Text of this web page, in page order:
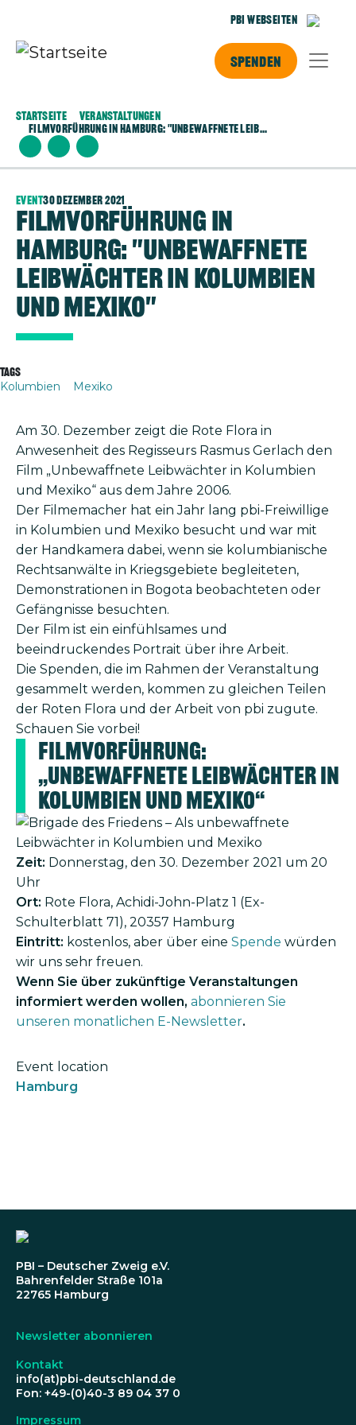
PBI Webseiten
Spenden
Startseite
Veranstaltungen
Filmvorführung In Hamburg: "Unbewaffnete Leib...
Event30 Dezember 2021
Filmvorführung in
Hamburg: "Unbewaffnete
Leibwächter in Kolumbien
und Mexiko"
Tags
Kolumbien Mexiko
Am 30. Dezember zeigt die Rote Flora in
Anwesenheit des Regisseurs Rasmus Gerlach den
Film „Unbewaffnete Leibwächter in Kolumbien
und Mexiko“ aus dem Jahre 2006.
Der Filmemacher hat ein Jahr lang pbi-Freiwillige
in Kolumbien und Mexiko besucht und war mit
der Handkamera dabei, wenn sie kolumbianische
Rechtsanwälte in Kriegsgebiete begleiteten,
Demonstrationen in Bogota beobachteten oder
Gefängnisse besuchten.
Der Film ist ein einfühlsames und
beeindruckendes Portrait über ihre Arbeit.
Die Spenden, die im Rahmen der Veranstaltung
gesammelt werden, kommen zu gleichen Teilen
der Roten Flora und der Arbeit von pbi zugute.
Schauen Sie vorbei!
Filmvorführung:
„Unbewaffnete Leibwächter in
Kolumbien und Mexiko“
Zeit: Donnerstag, den 30. Dezember 2021 um 20
Uhr
Ort: Rote Flora, Achidi-John-Platz 1 (Ex-
Schulterblatt 71), 20357 Hamburg
Eintritt: kostenlos, aber über eine Spende würden
wir uns sehr freuen.
Wenn Sie über zukünftige Veranstaltungen
informiert werden wollen, abonnieren Sie
unseren monatlichen E-Newsletter.
Event location
Hamburg
PBI – Deutscher Zweig e.V.
Bahrenfelder Straße 101a
22765 Hamburg
Newsletter abonnieren
Kontakt
info(at)pbi-deutschland.de
Fon: +49-(0)40-3 89 04 37 0
Impressum